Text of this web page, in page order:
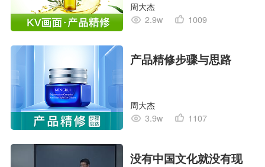
周大杰
2.9w
1009
产品精修步骤与思路
周大杰
3.9w
1107
没有中国文化就没有现